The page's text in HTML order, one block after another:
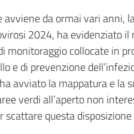
avviene da ormai vari anni,
2024, ha evidenziato
monitoraggio collocate in
e di prevenzione
avviato la mappatura e la
verdi all’aperto non
scattare questa